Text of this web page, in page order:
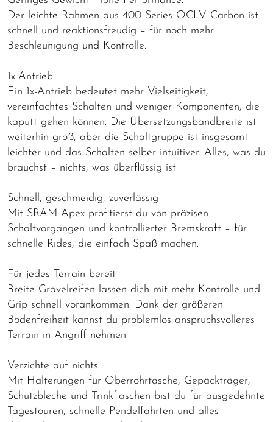
Der leichte Rahmen aus 400 Series OCLV Carbon ist
schnell und reaktionsfreudig – für noch mehr
Beschleunigung und Kontrolle.
1x-Antrieb
Ein 1x-Antrieb bedeutet mehr Vielseitigkeit,
vereinfachtes Schalten und weniger Komponenten, die
kaputt gehen können. Die Übersetzungsbandbreite ist
weiterhin groß, aber die Schaltgruppe ist insgesamt
leichter und das Schalten selber intuitiver. Alles, was du
brauchst – nichts, was überflüssig ist.
Schnell, geschmeidig, zuverlässig
Mit SRAM Apex profitierst du von präzisen
Schaltvorgängen und kontrollierter Bremskraft – für
schnelle Rides, die einfach Spaß machen.
Für jedes Terrain bereit
Breite Gravelreifen lassen dich mit mehr Kontrolle und
Grip schnell vorankommen. Dank der größeren
Bodenfreiheit kannst du problemlos anspruchsvolleres
Terrain in Angriff nehmen.
Verzichte auf nichts
Mit Halterungen für Oberrohrtasche, Gepäckträger,
Schutzbleche und Trinkflaschen bist du für ausgedehnte
Tagestouren, schnelle Pendelfahrten und alles